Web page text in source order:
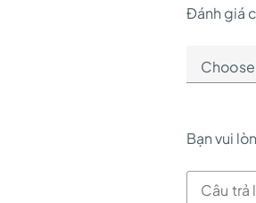
Đánh giá
Bạn vui